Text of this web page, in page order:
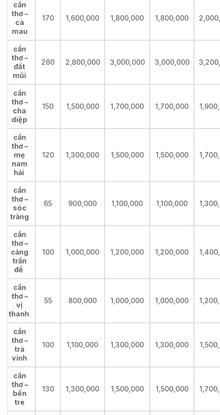
cần
thơ –
cà
mau
170 1,600,000 1,800,000 1,800,000
cần
thơ –
đất
mũi
280 2,800,000 3,000,000 3,000,000
cần
thơ –
cha
diệp
150 1,500,000 1,700,000 1,700,000
cần
thơ –
mẹ
nam
hải
120 1,300,000 1,500,000 1,500,000
cần
thơ –
sóc
trăng
65 900,000 1,100,000 1,100,000
cần
thơ –
cảng
trần
đề
100 1,000,000 1,200,000 1,200,000
cần
thơ –
vị
thanh
55 800,000 1,000,000 1,000,000
cần
thơ –
trà
vinh
100 1,100,000 1,300,000 1,300,000
cần
thơ –
bến
tre
130 1,300,000 1,500,000 1,500,000